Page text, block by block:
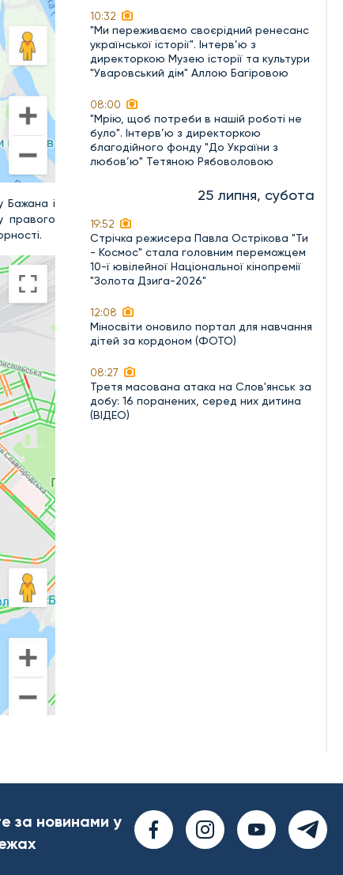
Бажана і
правого
10:32
"Ми переживаємо своєрідний ренесанс
української історії". Інтерв’ю з
директоркою Музею історії та культури
"Уваровський дім" Аллою Багіровою
08:00
"Мрію, щоб потреби в нашій роботі не
було". Інтерв’ю з директоркою
благодійного фонду "До України з
любов’ю" Тетяною Рябоволовою
25 липня, субота
19:52
Стрічка режисера Павла Острікова "Ти
- Космос" стала головним переможцем
10-ї ювілейної Національної кінопремії
"Золота Дзиґа-2026"
12:08
Міносвіти оновило портал для навчання
дітей за кордоном (ФОТО)
08:27
Третя масована атака на Слов'янськ за
добу: 16 поранених, серед них дитина
(ВІДЕО)
за новинами у